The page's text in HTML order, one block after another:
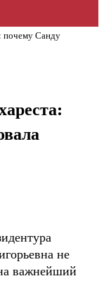
почему Санду
не
важнейший